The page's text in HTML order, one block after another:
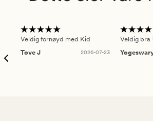
Veldig fornøyd med Kid
Tove J
2026-07-23
Veldig bra